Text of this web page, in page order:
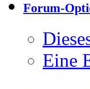
Forum-
Eine